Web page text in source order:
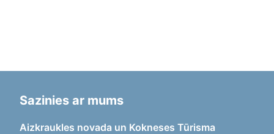
Sazinies ar mums
Aizkraukles novada un Kokneses Tūrisma